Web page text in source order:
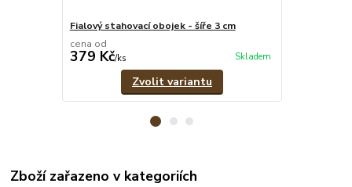
Fialový stahovací obojek - šíře 3 cm
cena od
379 Kč/ks Skladem
Zvolit variantu
Zboží zařazeno v kategoriích